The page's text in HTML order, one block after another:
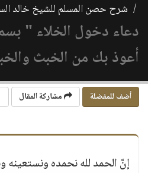
شرح حصن المسلم للشيخ خالد
دعاء دخول الخلاء " بسم
أعوذ بك من الخبث
أضف للمفضلة مشاركة المقال
إنَّ الحمد لله نحمده ونستعينه